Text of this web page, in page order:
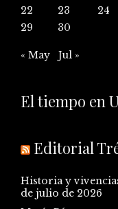
22
23 24
29
30
« May Jul »
El tiempo en
Editorial
Historia y
de julio de 2026